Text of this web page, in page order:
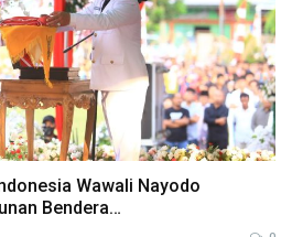
Wawali Nayodo
Bendera…